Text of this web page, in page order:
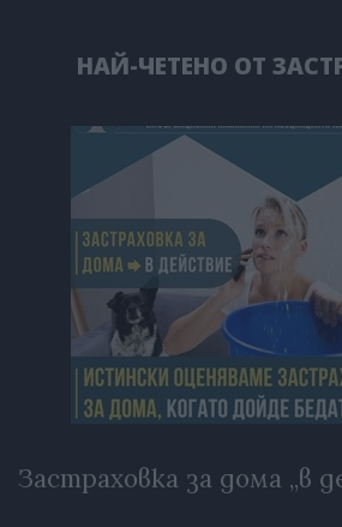
НАЙ-ЧЕТЕНО ОТ
Застраховка за дома „в